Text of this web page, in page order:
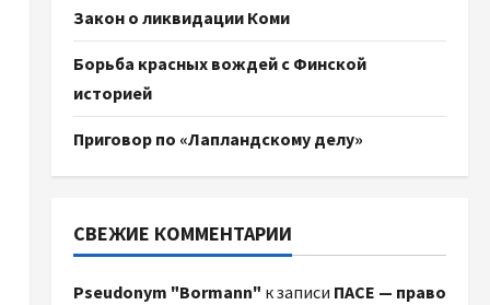
Закон о ликвидации Коми
Борьба красных вождей с Финской
историей
Приговор по «Лапландскому делу»
СВЕЖИЕ КОММЕНТАРИИ
Pseudonym "Bormann" к записи ПАСЕ — право